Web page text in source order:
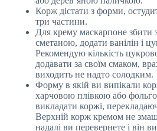
Корж дістати з форми,
три частини.
Для крему маскарпоне збити
сметаною, додати ванілін і
Рекомендую кількість
додавати за своїм смаком,
виходить не надто солодким.
Форму в якій ви випікали
харчовою плівкою або
викладати коржі,
Верхній корж кремом не
надалі ви перевернете і він